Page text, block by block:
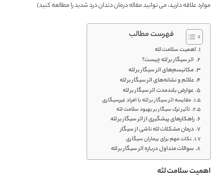
موارد علاقه دارید، می توانید مقالهدرمان دندان درد شدیدرا مطالعه کنید)
فهرست مطالب
اهمیت سلامت لثه
اثر سیگار بر لثه چیست؟
مکانیسم‌های اثر سیگار بر لثه
علائم و نشانه‌های اثر سیگار بر لثه
عوارض بلندمدت اثر سیگار بر لثه
مقایسه اثر سیگار بر لثه با افراد غیرسیگاری
تأثیر ترک سیگار بر بهبود سلامت لثه
راهکارهای پیشگیری از اثر سیگار بر لثه
درمان مشکلات لثه ناشی از سیگار
نکات مهم برای بیماران سیگاری
سوالات متداول درباره اثر سیگار بر لثه
اهمیت سلامت لثه